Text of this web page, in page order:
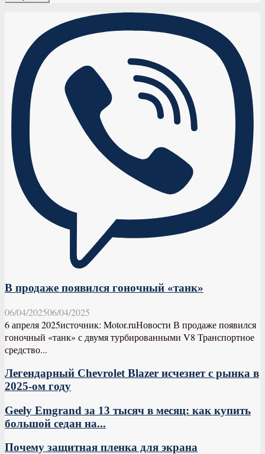
В продаже появился гоночный «танк»
06/04/202506/04/2025
6 апреля 2025источник: Motor.ruНовости В продаже появился
гоночный «танк» с двумя турбированными V8 Транспортное
средство...
Легендарный Chevrolet Blazer исчезнет с рынка в
2025-ом году
Geely Emgrand за 13 тысяч в месяц: как купить
большой седан на...
Почему защитная пленка для экрана